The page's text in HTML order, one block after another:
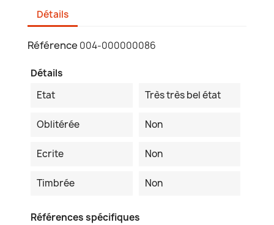
Détails
Référence 004-000000086
Détails
Etat
Très très bel état
Oblitérée Non
Ecrite Non
Timbrée Non
Références spécifiques